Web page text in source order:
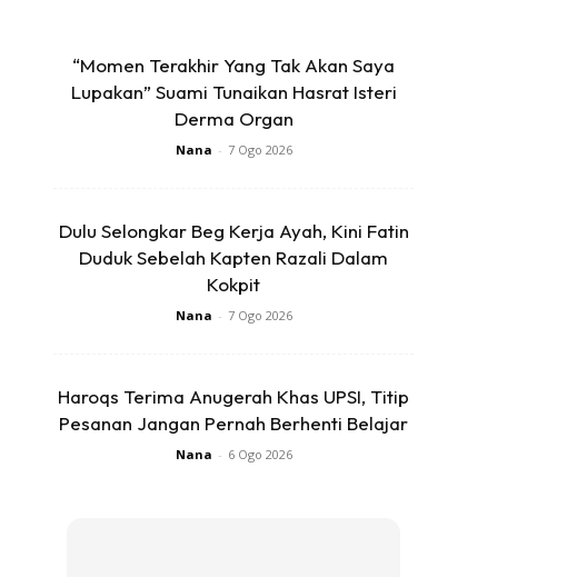
“Momen Terakhir Yang Tak Akan Saya
Lupakan” Suami Tunaikan Hasrat Isteri
Derma Organ
Nana - 7 Ogo 2026
Dulu Selongkar Beg Kerja Ayah, Kini Fatin
Duduk Sebelah Kapten Razali Dalam
Kokpit
Nana - 7 Ogo 2026
Haroqs Terima Anugerah Khas UPSI, Titip
Pesanan Jangan Pernah Berhenti Belajar
Nana - 6 Ogo 2026